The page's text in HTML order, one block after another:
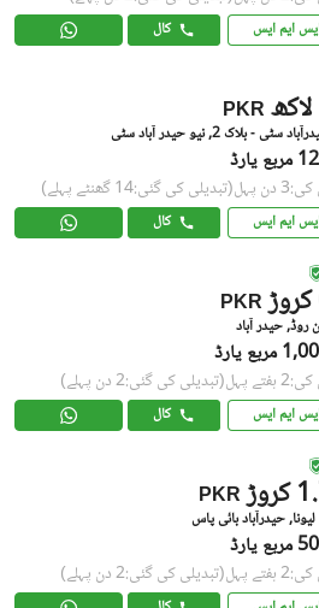
ایم ایس کال
PKR
سٹی - بلاک 2, نیو حیدر آباد سٹی
یارڈ
پہل (تبدیلی کی گئی:14 گھنٹے پہلے)
ایم ایس کال
PKR
روڈ, حیدر آباد
مربع یارڈ
پہل (تبدیلی کی گئی:2 دن پہلے)
ایم ایس کال
PKR
حیدرآباد بائی پاس
یارڈ
پہل (تبدیلی کی گئی:2 دن پہلے)